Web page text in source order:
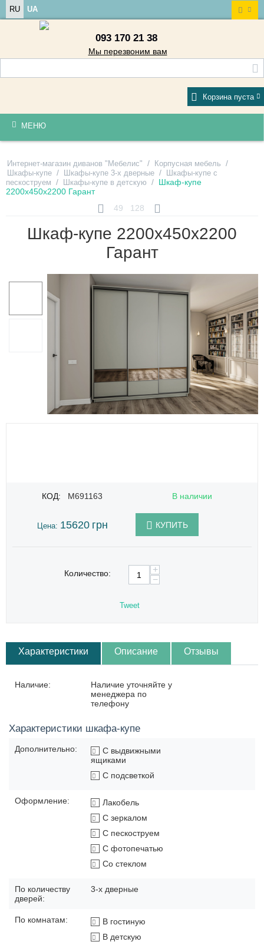
RU UA
093 170 21 38
Мы перезвоним вам
Корзина пуста
МЕНЮ
Интернет-магазин диванов "Мебелис" / Корпусная мебель /
Шкафы-купе / Шкафы-купе 3-х дверные / Шкафы-купе с
пескоструем / Шкафы-купе в детскую / Шкаф-купе
2200х450х2200 Гарант
49
128
Шкаф-купе 2200х450х2200
Гарант
КОД: M691163 В наличии
Цена: 15620 грн КУПИТЬ
Количество:
+
−
Tweet
Характеристики Описание Отзывы
Наличие:
Наличие уточняйте у
менеджера по
телефону
Характеристики шкафа-купе
Дополнительно:
С выдвижными
ящиками
С подсветкой
Оформление:
Лакобель
С зеркалом
С пескоструем
С фотопечатью
Со стеклом
По количеству
дверей:
3-х дверные
По комнатам:
В гостиную
В детскую